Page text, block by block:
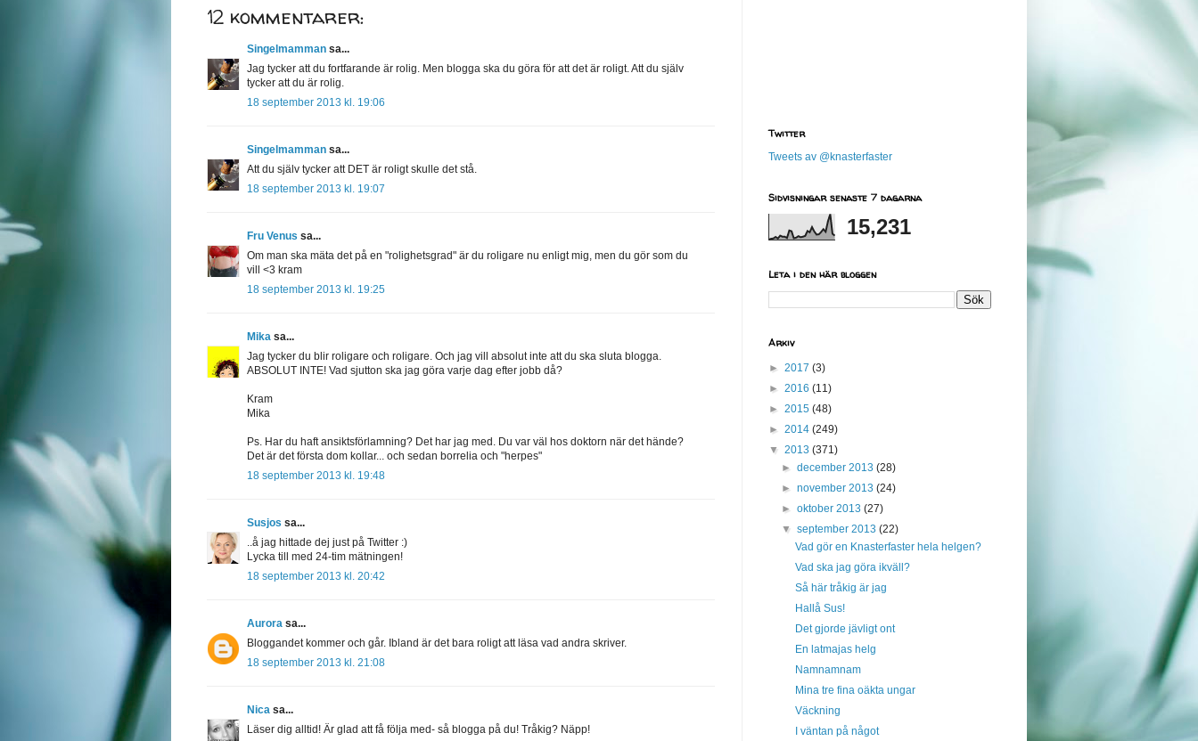
12 kommentarer:
Singelmamman sa...
Jag tycker att du fortfarande är rolig. Men blogga ska du göra för att det är roligt. Att du själv
tycker att du är rolig.
18 september 2013 kl. 19:06
Singelmamman sa...
Att du själv tycker att DET är roligt skulle det stå.
18 september 2013 kl. 19:07
Fru Venus sa...
Om man ska mäta det på en "rolighetsgrad" är du roligare nu enligt mig, men du gör som du
vill <3 kram
18 september 2013 kl. 19:25
Mika sa...
Jag tycker du blir roligare och roligare. Och jag vill absolut inte att du ska sluta blogga.
ABSOLUT INTE! Vad sjutton ska jag göra varje dag efter jobb då?
Kram
Mika
Ps. Har du haft ansiktsförlamning? Det har jag med. Du var väl hos doktorn när det hände?
Det är det första dom kollar... och sedan borrelia och "herpes"
18 september 2013 kl. 19:48
Susjos sa...
..å jag hittade dej just på Twitter :)
Lycka till med 24-tim mätningen!
18 september 2013 kl. 20:42
Aurora sa...
Bloggandet kommer och går. Ibland är det bara roligt att läsa vad andra skriver.
18 september 2013 kl. 21:08
Nica sa...
Läser dig alltid! Är glad att få följa med- så blogga på du! Tråkig? Näpp!
Twitter
Tweets av @knasterfaster
Sidvisningar senaste 7 dagarna
15,231
Leta i den här bloggen
Arkiv
► 2017 (3)
► 2016 (11)
► 2015 (48)
► 2014 (249)
▼ 2013 (371)
►december 2013(28)
►november 2013(24)
►oktober 2013(27)
▼september 2013(22)
Vad gör en Knasterfaster hela helgen?
Vad ska jag göra ikväll?
Så här tråkig är jag
Hallå Sus!
Det gjorde jävligt ont
En latmajas helg
Namnamnam
Mina tre fina oäkta ungar
Väckning
I väntan på något